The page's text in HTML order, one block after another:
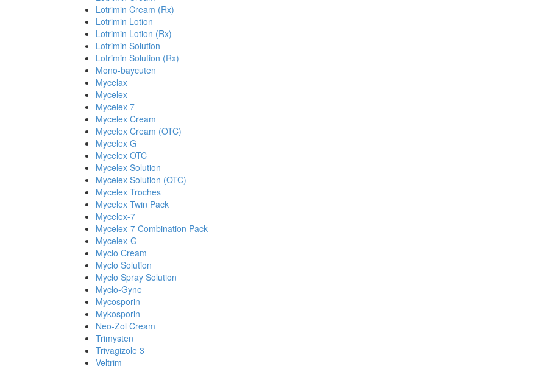
Lotrimin Cream (Rx)
Lotrimin Lotion
Lotrimin Lotion (Rx)
Lotrimin Solution
Lotrimin Solution (Rx)
Mono-baycuten
Mycelax
Mycelex
Mycelex 7
Mycelex Cream
Mycelex Cream (OTC)
Mycelex G
Mycelex OTC
Mycelex Solution
Mycelex Solution (OTC)
Mycelex Troches
Mycelex Twin Pack
Mycelex-7
Mycelex-7 Combination Pack
Mycelex-G
Myclo Cream
Myclo Solution
Myclo Spray Solution
Myclo-Gyne
Mycosporin
Mykosporin
Neo-Zol Cream
Trimysten
Trivagizole 3
Veltrim